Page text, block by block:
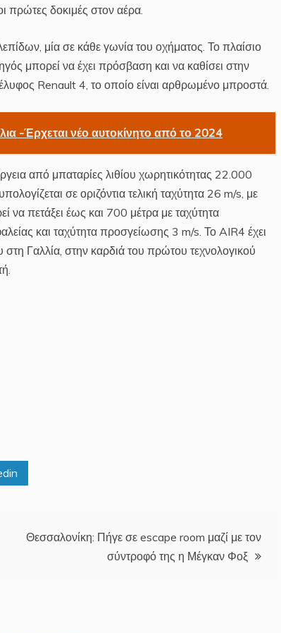
πρώτες δοκιμές στον αέρα.
μία σε κάθε γωνία του οχήματος. Το πλαίσιο
μπορεί να έχει πρόσβαση και να καθίσει στην
Renault 4, το οποίο είναι αρθρωμένο μπροστά.
-Έρχεται νέο αυτοκίνητο από το 2024
από μπαταρίες λιθίου χωρητικότητας 22.000
σε οριζόντια τελική ταχύτητα 26 m/s, με
να πετάξει έως και 700 μέτρα με ταχύτητα
και ταχύτητα προσγείωσης 3 m/s. Το AIR4 έχει
στη Γαλλία, στην καρδιά του πρώτου τεχνολογικού
Θεσσαλονίκη: Πήγε σε escape room μαζί με τον
σύντροφό της η Μέγκαν Φοξ